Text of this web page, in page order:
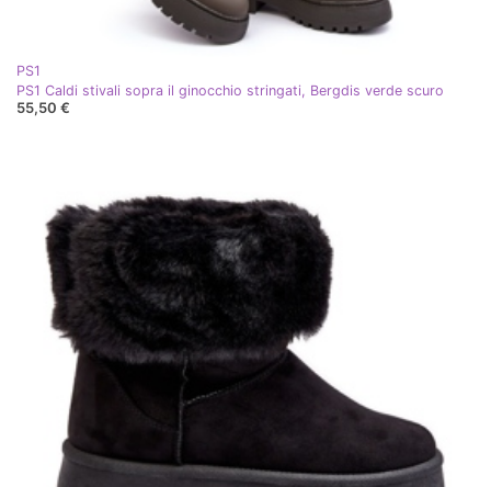
PS1
PS1 Caldi stivali sopra il ginocchio stringati, Bergdis verde scuro
55,50 €